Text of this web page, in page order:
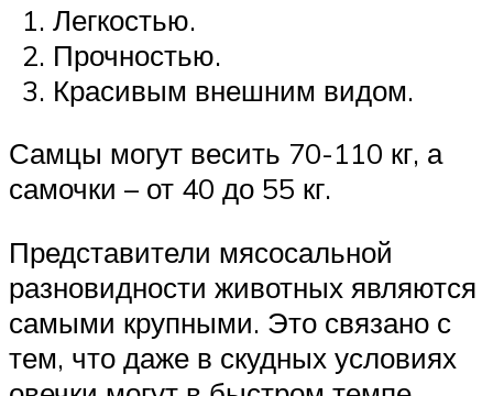
Легкостью.
Прочностью.
Красивым внешним видом.
Самцы могут весить 70-110 кг, а
самочки – от 40 до 55 кг.
Представители мясосальной
разновидности животных являются
самыми крупными. Это связано с
тем, что даже в скудных условиях